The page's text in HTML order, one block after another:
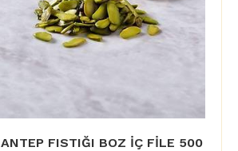
ANTEP FISTIĞI BOZ İÇ FİLE 500